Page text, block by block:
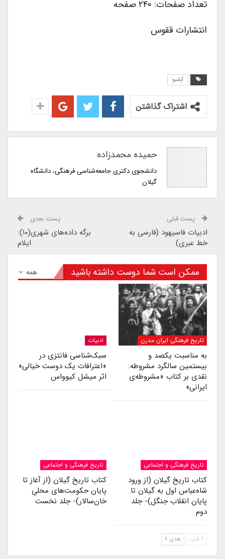
تعداد صفحات: ۲۴۰ صفحه
انتشارات ققوس
آرشیو
اشتراک گذاشتن
حمیده محمدزاده
دانشجوی دکتری جامعه‌شناسی فرهنگی، دانشگاه
گیلان
پست قبلی
ادبیات فاسیهود (فارسی به
خط عبری)
پست بعدی
برگه داده‌های شهری(۱۰):
ایلام
همه ممکن است شما دوست داشته باشید
تاریخ فرهنگی ایران مدرن
به مناسبت یکصد و
بیستمین سالگرد مشروطه:
نقدی بر کتاب «مشروطه‌ی
ایرانی»
ادبیات
سبک‌شناسی فانتزی در
«اعترافات یک دوست خیالی»
اثر میشل کیوواس
تاریخ فرهنگی و اجتماعی
کتاب تاریخ گیلان (از ورود
شاه‌عباس اول به گیلان تا
پایان انقلاب جنگل)- جلد
دوم
تاریخ فرهنگی و اجتماعی
کتاب تاریخ گیلان (از آغاز تا
پایان حکومت‌های محلیِ
خان‌سالار)- جلد نخست
قبلی بعدی